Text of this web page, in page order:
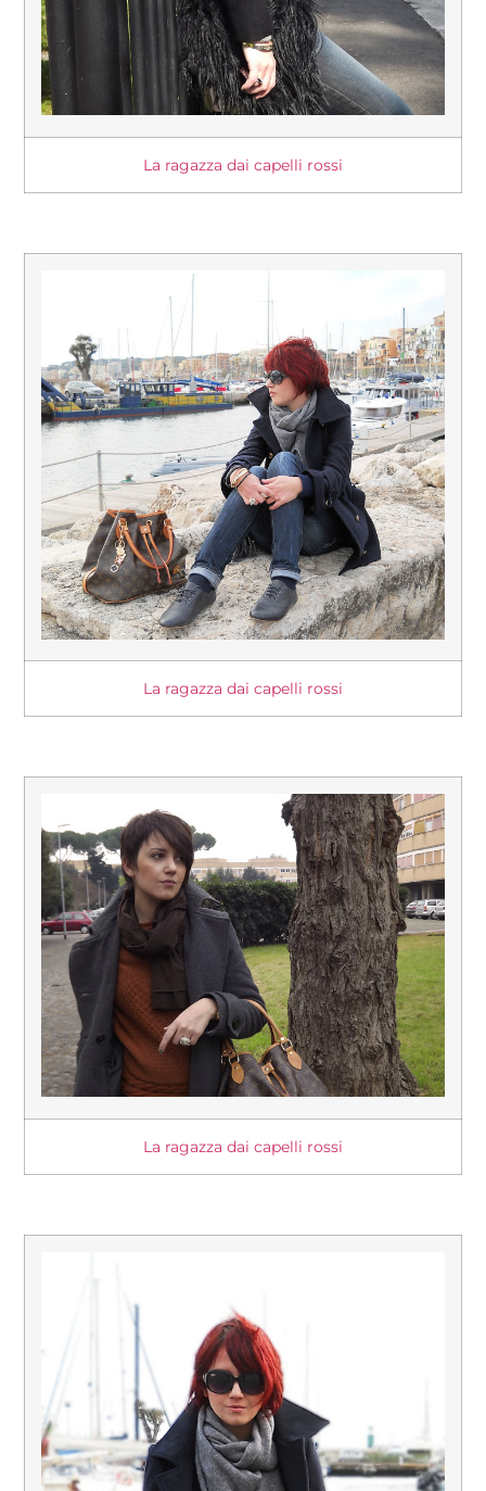
La ragazza dai capelli rossi
La ragazza dai capelli rossi
La ragazza dai capelli rossi